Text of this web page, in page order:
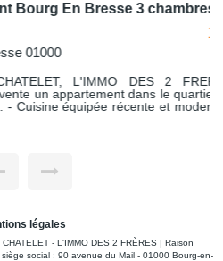
Appartement Bourg En Bresse 3 chambres + garage
L'IMMO DES 2 FRERES vous
dans le quartier de Brou.
récente et moderne - Salon
du centre - Stationnement facile
légales
- L'IMMO DES 2 FRÈRES | Raison
social : 90 avenue du Mail - 01000 Bourg-en-